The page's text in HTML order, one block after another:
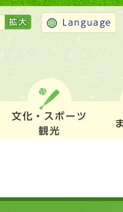
拡大 Language
文化・スポーツ
観光